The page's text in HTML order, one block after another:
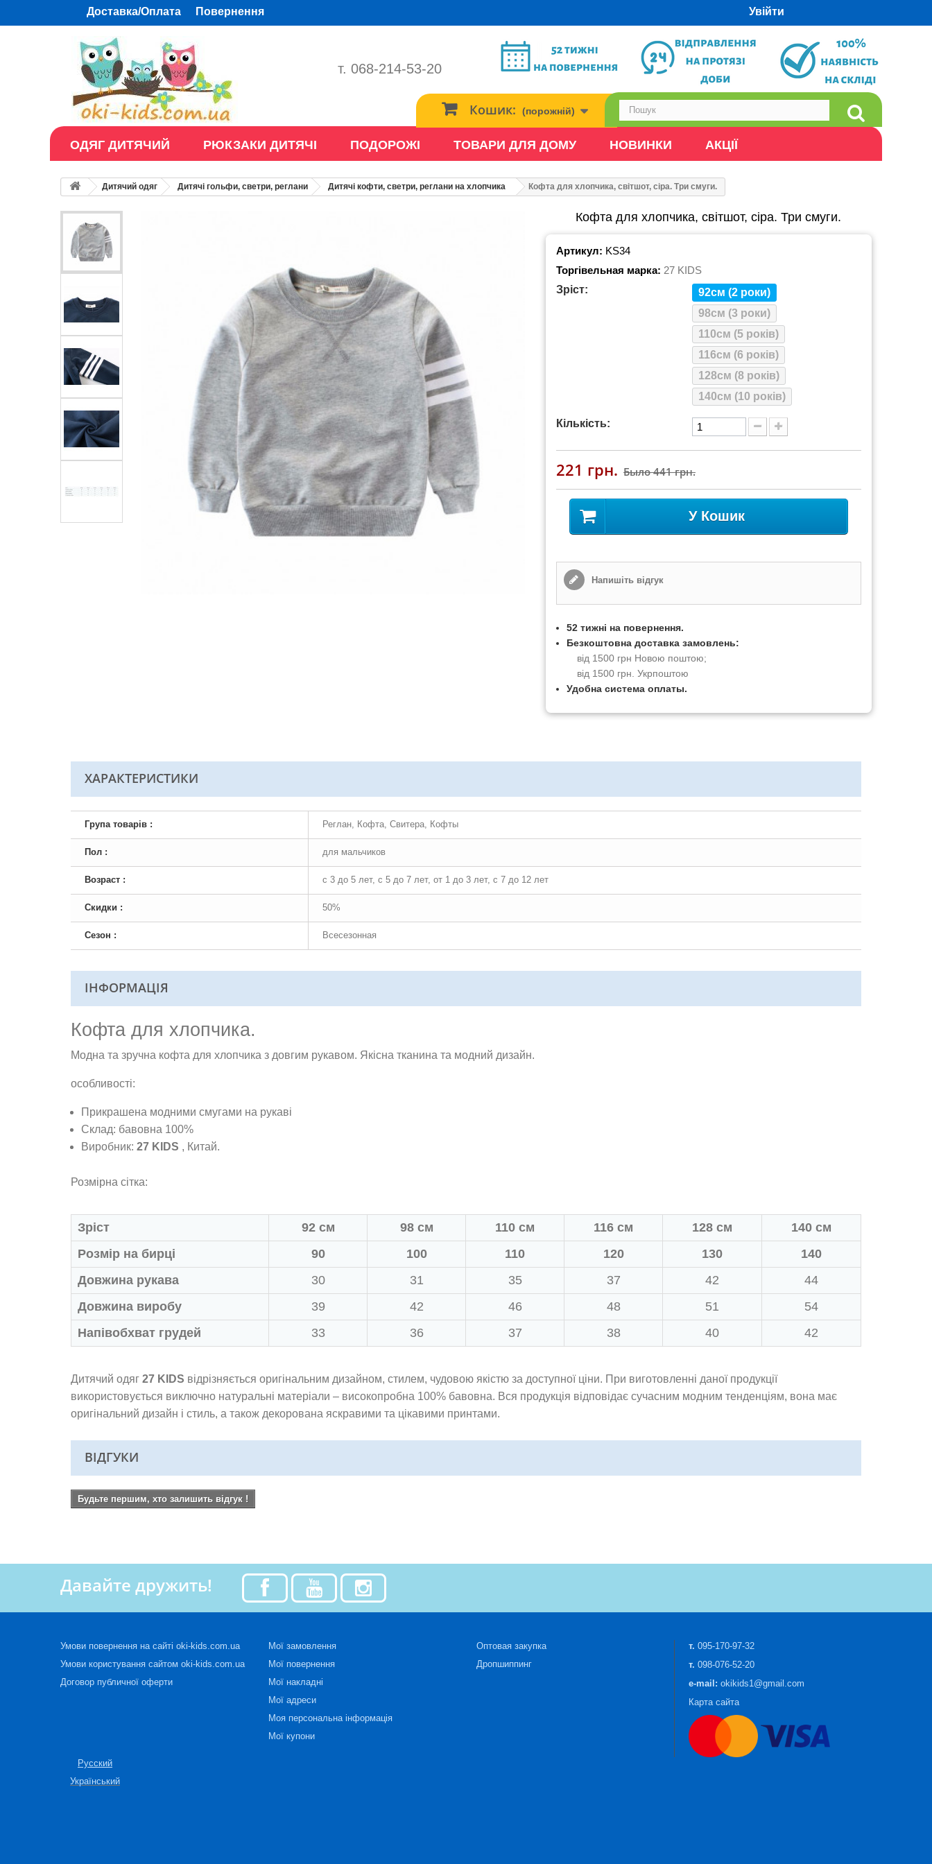
Доставка/Оплата Повернення Увійти
т. 068-214-53-20
Кошик: (порожній)
ОДЯГ ДИТЯЧИЙ РЮКЗАКИ ДИТЯЧІ ПОДОРОЖІ ТОВАРИ ДЛЯ ДОМУ НОВИНКИ АКЦІЇ
Дитячий одяг Дитячі гольфи, светри, реглани Дитячі кофти, светри, реглани на хлопчика Кофта для хлопчика, світшот, сіра. Три смуги.
Кофта для хлопчика, світшот, сіра. Три смуги.
Артикул: KS34
Торгівельная марка: 27 KIDS
Зріст:
92см (2 роки)
98см (3 роки)
110см (5 років)
116см (6 років)
128см (8 років)
140см (10 років)
Кількість:
221 грн. Было441 грн.
У Кошик
Напишіть відгук
52 тижні на повернення.
Безкоштовна доставка замовлень:
від 1500 грн Новою поштою;
від 1500 грн. Укрпоштою
Удобна система оплаты.
ХАРАКТЕРИСТИКИ
Група товарів : Реглан, Кофта, Свитера, Кофты
Пол : для мальчиков
Возраст : с 3 до 5 лет, с 5 до 7 лет, от 1 до 3 лет, с 7 до 12 лет
Скидки : 50%
Сезон : Всесезонная
ІНФОРМАЦІЯ
Кофта для хлопчика.
Модна та зручна кофта для хлопчика з довгим рукавом. Якісна тканина та модний дизайн.
особливості:
Прикрашена модними смугами на рукаві
Склад: бавовна 100%
Виробник: 27 KIDS , Китай.
Розмірна сітка:
Зріст 92 см 98 см 110 см 116 см 128 см
140 см
Розмір на бирці
90 100 110 120 130
140
Довжина рукава
30 31 35 37 42
44
Довжина виробу
39 42 46 48 51
54
Напівобхват грудей
33 36 37 38 40 42
Дитячий одяг 27 KIDS відрізняється оригінальним дизайном, стилем, чудовою якістю за доступної ціни. При виготовленні даної продукції
використовується виключно натуральні матеріали – високопробна 100% бавовна. Вся продукція відповідає сучасним модним тенденціям, вона має
оригінальний дизайн і стиль, а також декорована яскравими та цікавими принтами.
ВІДГУКИ
Будьте першим, хто залишить відгук !
Давайте дружить!
Умови повернення на сайті oki-kids.com.ua
Умови користування сайтом oki-kids.com.ua
Договор публичної оферти
Мої замовлення
Мої повернення
Мої накладні
Мої адреси
Моя персональна інформація
Мої купони
Оптовая закупка
Дропшиппинг
т. 095-170-97-32
т. 098-076-52-20
e-mail: okikids1@gmail.com
Карта сайта
Русский
Український